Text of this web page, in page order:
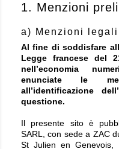
1. Menzioni
a) Menzioni legali
Al fine di soddisfare
Legge francese del
nell’economia
enunciate le
all’identificazione
questione.
Il presente sito è
SARL, con sede a ZAC
St Julien enGenevois,